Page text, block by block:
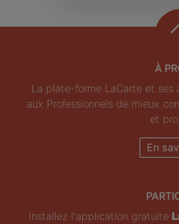
À
La plate-forme LaCarte et
aux Professionnels de mieux
et
En
Installez l'application gratuite